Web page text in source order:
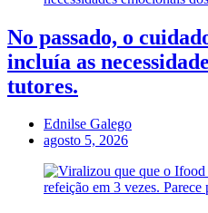
No passado, o
incluía as
tutores.
Ednilse Galego
agosto 5, 2026